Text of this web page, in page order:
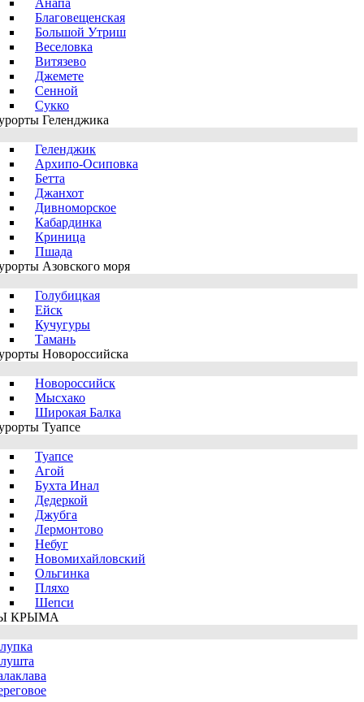
Анапа
Благовещенская
Большой Утриш
Веселовка
Витязево
Джемете
Сенной
Сукко
Геленджика
Геленджик
Архипо-Осиповка
Бетта
Джанхот
Дивноморское
Кабардинка
Криница
Пшада
Азовского моря
Голубицкая
Ейск
Кучугуры
Тамань
Новороссийска
Новороссийск
Мысхако
Широкая Балка
Туапсе
Туапсе
Агой
Бухта Инал
Дедеркой
Джубга
Лермонтово
Небуг
Новомихайловский
Ольгинка
Пляхо
Шепси
КРЫМА